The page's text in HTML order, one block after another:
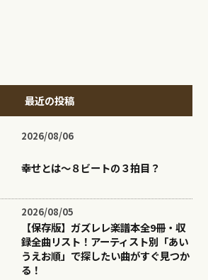
最近の投稿
2026/08/06
幸せとは〜８ビートの３拍目？
2026/08/05
【保存版】ガズレレ楽譜本全9冊・収
録全曲リスト！アーティスト別「あい
うえお順」で探したい曲がすぐ見つか
る！